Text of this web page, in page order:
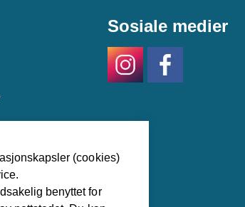
Sosiale medier
(cookies)
benyttet for